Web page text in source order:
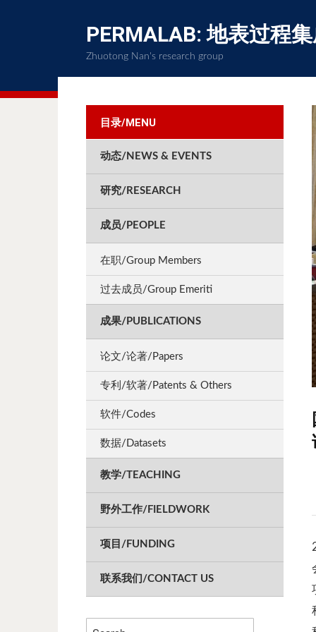
PERMALAB: 地表过程
Zhuotong Nan's research group
目录/MENU
动态/NEWS & EVENTS
研究/RESEARCH
成员/PEOPLE
在职/Group Members
过去成员/Group Emeriti
成果/PUBLICATIONS
论文/论著/Papers
专利/软著/Patents & Others
软件/Codes
数据/Datasets
教学/TEACHING
野外工作/FIELDWORK
项目/FUNDING
联系我们/CONTACT US